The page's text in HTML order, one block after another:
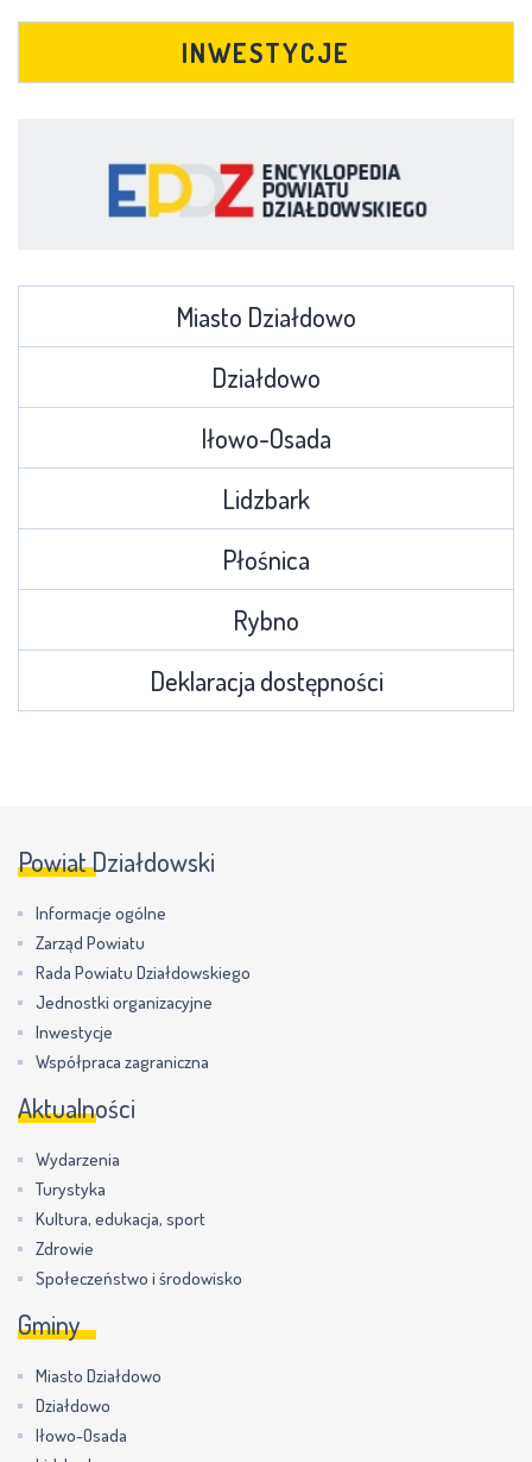
INWESTYCJE
Miasto Działdowo
Działdowo
Iłowo-Osada
Lidzbark
Płośnica
Rybno
Deklaracja dostępności
Powiat Działdowski
Informacje ogólne
Zarząd Powiatu
Rada Powiatu Działdowskiego
Jednostki organizacyjne
Inwestycje
Współpraca zagraniczna
Aktualności
Wydarzenia
Turystyka
Kultura, edukacja, sport
Zdrowie
Społeczeństwo i środowisko
Gminy
Miasto Działdowo
Działdowo
Iłowo-Osada